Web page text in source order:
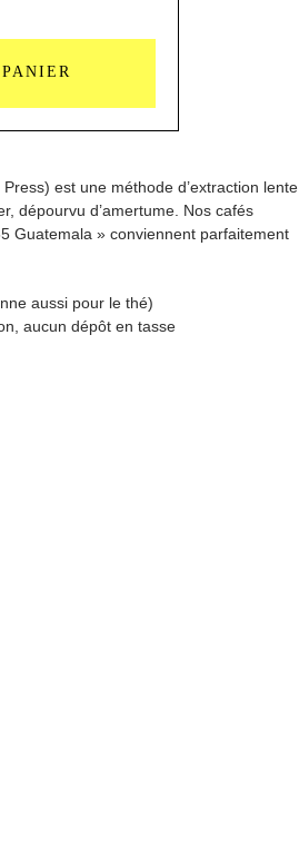
est une méthode d’extraction lente
dépourvu d’amertume. Nos cafés
Guatemala » conviennent parfaitement
aussi pour le thé)
aucun dépôt en tasse